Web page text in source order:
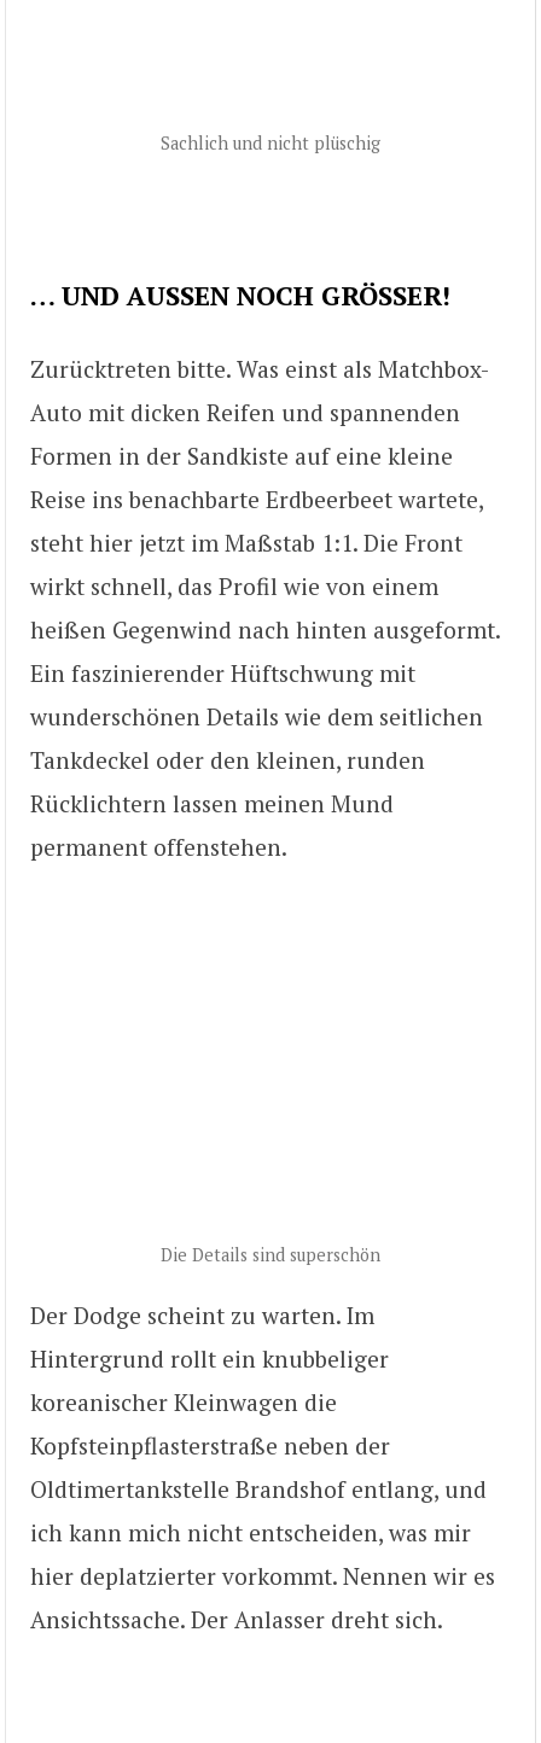
Sachlich und nicht plüschig
… UND AUSSEN NOCH GRÖSSER!
Zurücktreten bitte. Was einst als Matchbox-
Auto mit dicken Reifen und spannenden
Formen in der Sandkiste auf eine kleine
Reise ins benachbarte Erdbeerbeet wartete,
steht hier jetzt im Maßstab 1:1. Die Front
wirkt schnell, das Profil wie von einem
heißen Gegenwind nach hinten ausgeformt.
Ein faszinierender Hüftschwung mit
wunderschönen Details wie dem seitlichen
Tankdeckel oder den kleinen, runden
Rücklichtern lassen meinen Mund
permanent offenstehen.
Die Details sind superschön
Der Dodge scheint zu warten. Im
Hintergrund rollt ein knubbeliger
koreanischer Kleinwagen die
Kopfsteinpflasterstraße neben der
Oldtimertankstelle Brandshof entlang, und
ich kann mich nicht entscheiden, was mir
hier deplatzierter vorkommt. Nennen wir es
Ansichtssache. Der Anlasser dreht sich.